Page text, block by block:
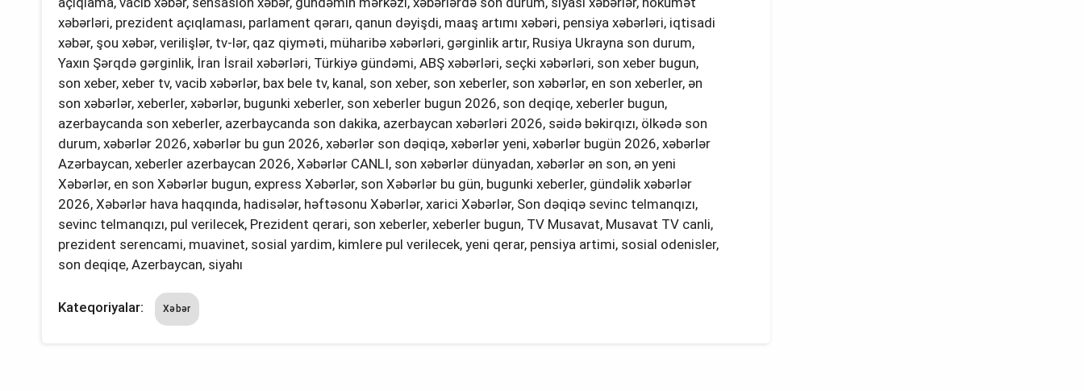
xəbərləri, prezident açıqlaması, parlament qərarı, qanun dəyişdi, maaş artımı xəbəri, pensiya xəbərləri, iqtisadi
xəbər, şou xəbər, verilişlər, tv-lər, qaz qiyməti, müharibə xəbərləri, gərginlik artır, Rusiya Ukrayna son durum,
Yaxın Şərqdə gərginlik, İran İsrail xəbərləri, Türkiyə gündəmi, ABŞ xəbərləri, seçki xəbərləri, son xeber bugun,
son xeber, xeber tv, vacib xəbərlər, bax bele tv, kanal, son xeber, son xeberler, son xəbərlər, en son xeberler, ən
son xəbərlər, xeberler, xəbərlər, bugunki xeberler, son xeberler bugun 2026, son deqiqe, xeberler bugun,
azerbaycanda son xeberler, azerbaycanda son dakika, azerbaycan xəbərləri 2026, səidə bəkirqızı, ölkədə son
durum, xəbərlər 2026, xəbərlər bu gun 2026, xəbərlər son dəqiqə, xəbərlər yeni, xəbərlər bugün 2026, xəbərlər
Azərbaycan, xeberler azerbaycan 2026, Xəbərlər CANLI, son xəbərlər dünyadan, xəbərlər ən son, ən yeni
Xəbərlər, en son Xəbərlər bugun, express Xəbərlər, son Xəbərlər bu gün, bugunki xeberler, gündəlik xəbərlər
2026, Xəbərlər hava haqqında, hadisələr, həftəsonu Xəbərlər, xarici Xəbərlər, Son dəqiqə sevinc telmanqızı,
sevinc telmanqızı, pul verilecek, Prezident qerari, son xeberler, xeberler bugun, TV Musavat, Musavat TV canli,
prezident serencami, muavinet, sosial yardim, kimlere pul verilecek, yeni qerar, pensiya artimi, sosial odenisler,
son deqiqe, Azerbaycan, siyahı
Kateqoriyalar: Xəbər